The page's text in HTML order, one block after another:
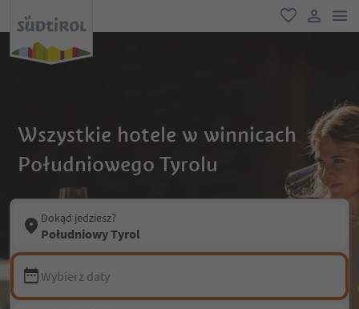
ulubione
link
Wszystkie hotele w winnicach
Południowego Tyrolu
Dokąd jedziesz?
Południowy Tyrol
Wybierz daty